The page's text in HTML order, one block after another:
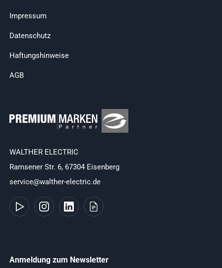
Impressum
Datenschutz
Haftungshinweise
AGB
WALTHER ELECTRIC
Ramsener Str. 6, 67304 Eisenberg
service@walther-electric.de
Anmeldung zum Newsletter